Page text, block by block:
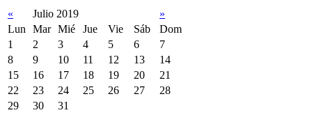
« Julio 2019
»
Lun
Mar Mié Jue Vie Sáb
Dom
1
2 3 4 5 6
7
8
9 10 11 12 13
14
15
16 17 18 19 20
21
22
23 24 25 26 27
28
29
30 31